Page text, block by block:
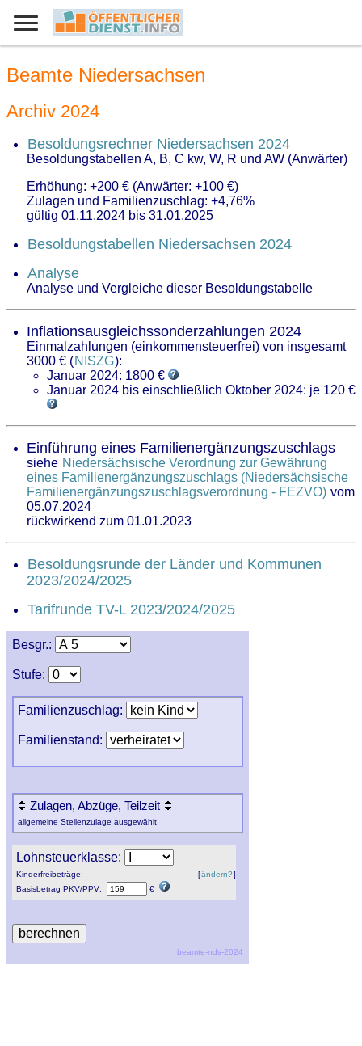
Besgr.:
Stufe:
Familienzuschlag:
Familienstand:
Zulagen, Abzüge, Teilzeit
allgemeine Stellenzulage ausgewählt
Lohnsteuerklasse:
Kinderfreibeträge:
Basisbetrag PKV/PPV: €
[ändern?]
beamte-nds-2024
Beamte Niedersachsen
Archiv 2024
Besoldungsrechner Niedersachsen 2024
Besoldungstabellen A, B, C kw, W, R und AW (Anwärter)
Erhöhung: +200 € (Anwärter: +100 €)
Zulagen und Familienzuschlag: +4,76%
gültig 01.11.2024 bis 31.01.2025
Besoldungstabellen Niedersachsen 2024
Analyse
Analyse und Vergleiche dieser Besoldungstabelle
Inflationsausgleichssonderzahlungen 2024
Einmalzahlungen (einkommensteuerfrei) von insgesamt
3000 € (NISZG):
Januar 2024: 1800 €
Januar 2024 bis einschließlich Oktober 2024: je 120 €
Einführung eines Familienergänzungszuschlags
siehe Niedersächsische Verordnung zur Gewährung
eines Familienergänzungszuschlags (Niedersächsische
Familienergänzungszuschlagsverordnung - FEZVO) vom
05.07.2024
rückwirkend zum 01.01.2023
Besoldungsrunde der Länder und Kommunen
2023/2024/2025
Tarifrunde TV-L 2023/2024/2025